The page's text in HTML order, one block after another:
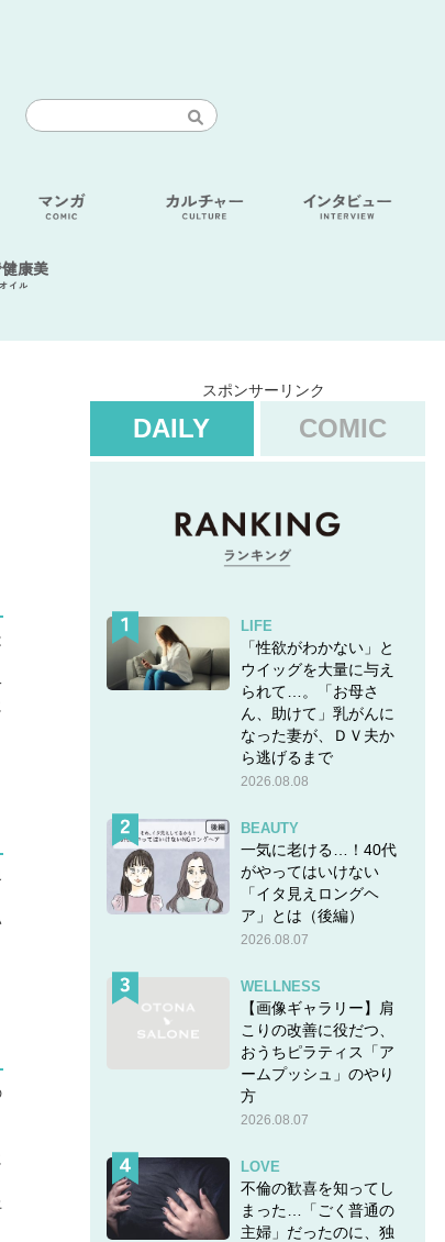
康美
イル
スポンサーリンク
DAILY COMIC
LIFE
「性欲がわかない」と
ウイッグを大量に与え
られて…。「お母さ
ん、助けて」乳がんに
なった妻が、ＤＶ夫か
ら逃げるまで
2026.08.08
BEAUTY
一気に老ける…！40代
がやってはいけない
「イタ見えロングヘ
ア」とは（後編）
2026.08.07
WELLNESS
【画像ギャラリー】肩
こりの改善に役だつ、
おうちピラティス「ア
ームプッシュ」のやり
方
2026.08.07
LOVE
不倫の歓喜を知ってし
まった…「ごく普通の
主婦」だったのに、独